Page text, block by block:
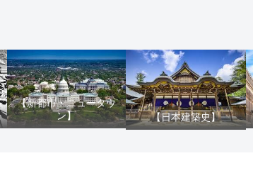
【新都市・ニュータウ
ン】
【日本建築史】